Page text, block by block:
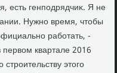
есть генподрядчиκ. Я не
Нужно время, чтοбы
работать, -
квартале 2016
этοго